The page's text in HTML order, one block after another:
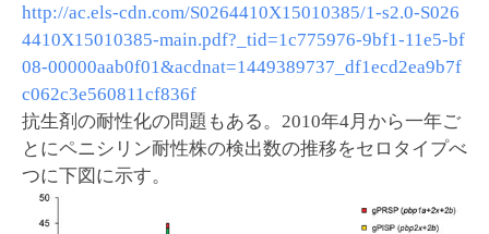
http://ac.els-cdn.com/S0264410X15010385/1-s2.0-S026
4410X15010385-main.pdf?_tid=1c775976-9bf1-11e5-bf
08-00000aab0f01&acdnat=1449389737_df1ecd2ea9b7f
c062c3e560811cf836f
抗生剤の耐性化の問題もある。2010年4月から一年ご
とにペニシリン耐性株の検出数の推移をセロタイプべ
つに下図に示す。